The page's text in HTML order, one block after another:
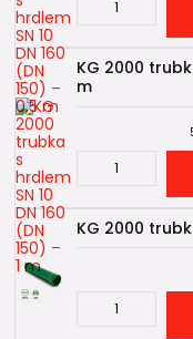
KG 2000
m
KG 2000